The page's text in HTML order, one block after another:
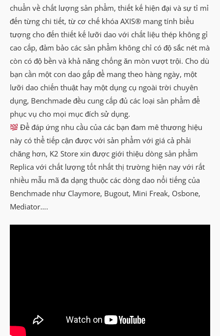
chuẩn về chất lượng sản phẩm, thiết kế hiện đại và sự tỉ mỉ
đến từng chi tiết, từ cơ chế khóa AXIS® mang tính biểu
tượng cho đến thiết kế lưỡi dao với chất liệu thép không gỉ
cao cấp, đảm bảo các sản phẩm không chỉ có độ sắc nét mà
còn có độ bền và khả năng chống ăn mòn vượt trội. Cho dù
bạn cần một con dao gấp để mang theo hàng ngày, một
lưỡi dao chiến thuật hay một dụng cụ ngoài trời chuyên
dụng, Benchmade đều cung cấp đủ các loại sản phẩm để
phục vụ cho mọi mục đích sử dụng.
Để đáp ứng nhu cầu của các bạn đam mê thương hiệu
này có thể tiếp cận được với sản phẩm với giá cả phải
chăng hơn, K2 Store xin được giới thiệu dòng sản phẩm
Replica với chất lượng tốt nhất thị trường hiện nay với rất
nhiều mẫu mã đa dạng thuộc các dòng dao nổi tiếng của
Benchmade như Claymore, Bugout, Mini Freak, Osbone,
Mediator….